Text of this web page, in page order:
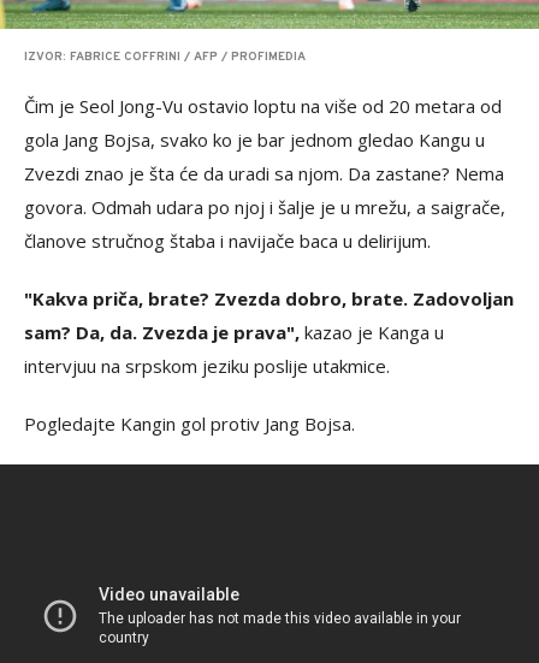
IZVOR: FABRICE COFFRINI / AFP / PROFIMEDIA
Čim je Seol Jong-Vu ostavio loptu na više od 20 metara od
gola Jang Bojsa, svako ko je bar jednom gledao Kangu u
Zvezdi znao je šta će da uradi sa njom. Da zastane? Nema
govora. Odmah udara po njoj i šalje je u mrežu, a saigrače,
članove stručnog štaba i navijače baca u delirijum.
"Kakva priča, brate? Zvezda dobro, brate. Zadovoljan
sam? Da, da. Zvezda je prava", kazao je Kanga u
intervjuu na srpskom jeziku poslije utakmice.
Pogledajte Kangin gol protiv Jang Bojsa.